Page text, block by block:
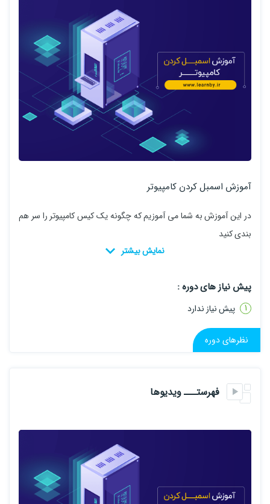
آموزش اسمبل کردن کامپیوتر
در این آموزش به شما می آموزیم که چگونه یک کیس کامپیوتر را سر هم
بندی کنید
پیش نیاز های دوره :
پیش نیاز ندارد
نظرهای دوره
فهرستـــ ویدیوها